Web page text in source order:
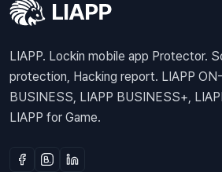
LIAPP. Lockin mobile app Protector.
protection, Hacking report. LIAPP
BUSINESS, LIAPP BUSINESS+,
LIAPP for Game.